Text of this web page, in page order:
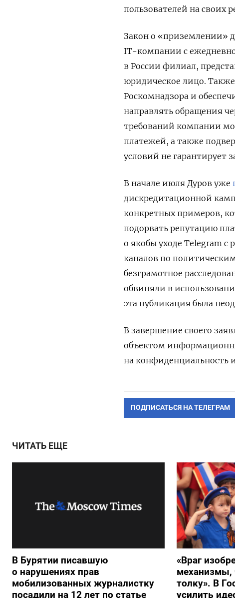
пользователей на своих
Закон о «приземлении»
IT-компании с
в России филиал,
юридическое лицо. Также
Роскомнадзора и
направлять обращения
требований компании
платежей, а также
условий не гарантирует
В начале июля Дуров уже
дискредитационной
конкретных примеров,
подорвать репутацию
о якобы уходе Telegram с
каналов по
безграмотное
обвиняли в
эта публикация была
В завершение своего
объектом
на конфиденциальность
ПОДПИСАТЬСЯ НА ТЕЛЕГРАМ
ЧИТАТЬ ЕЩЕ
В Бурятии писавшую
о нарушениях прав
мобилизованных журналистку
посадили на 12 лет по статье
«Враг
механизмы,
толку». В
усилить